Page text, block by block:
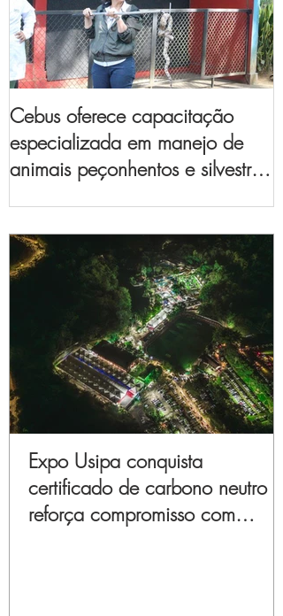
Cebus oferece capacitação
especializada em manejo de
animais peçonhentos e silvestres
Expo Usipa conquista
certificado de carbono neutro e
reforça compromisso com